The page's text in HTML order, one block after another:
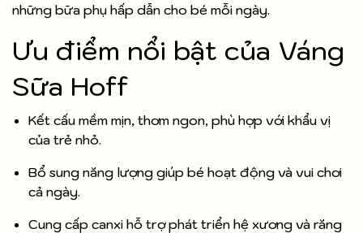
những bữa phụ hấp dẫn cho bé mỗi ngày.
Ưu điểm nổi bật của Váng
Sữa Hoff
Kết cấu mềm mịn, thơm ngon, phù hợp với khẩu vị
của trẻ nhỏ.
Bổ sung năng lượng giúp bé hoạt động và vui chơi
cả ngày.
Cung cấp canxi hỗ trợ phát triển hệ xương và răng